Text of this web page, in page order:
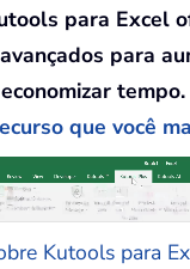
para Excel
para
tempo.
que você
Kutools para